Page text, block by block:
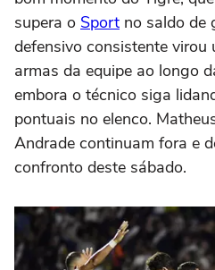
supera o Sport no saldo de
defensivo consistente virou
armas da equipe ao longo
embora o técnico siga
pontuais no elenco.
Andrade continuam fora e
confronto deste sábado.